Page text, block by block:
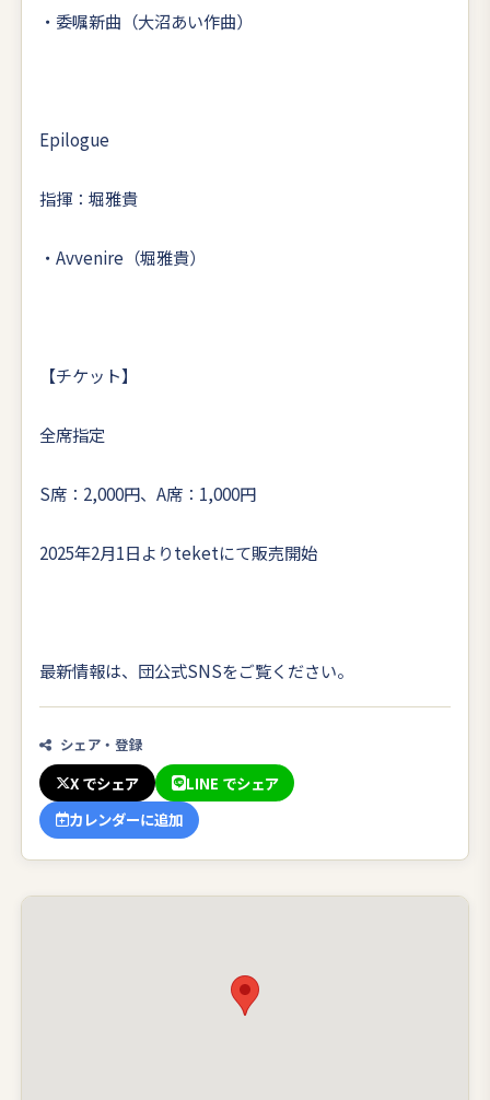
・委嘱新曲（大沼あい作曲）
Epilogue
指揮：堀雅貴
・Avvenire（堀雅貴）
【チケット】
全席指定
S席：2,000円、A席：1,000円
2025年2月1日よりteketにて販売開始
最新情報は、団公式SNSをご覧ください。
シェア・登録
X でシェア
LINE でシェア
カレンダーに追加